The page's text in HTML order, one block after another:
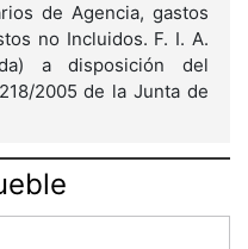
de Agencia, gastos
no Incluidos. F. I. A.
a disposición del
2005 de la Junta de